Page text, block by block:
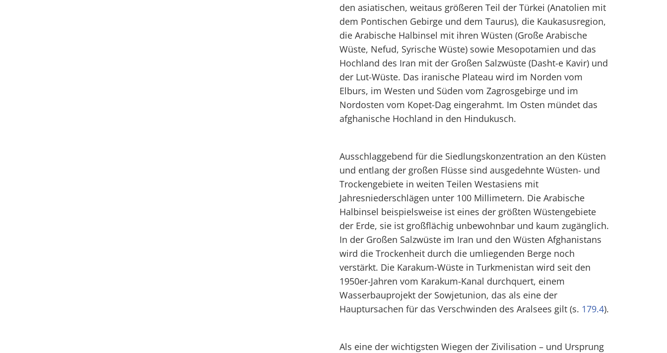
den asiatischen, weitaus größeren Teil der Türkei (Anatolien mit
dem Pontischen Gebirge und dem Taurus), die Kaukasusregion,
die Arabische Halbinsel mit ihren Wüsten (Große Arabische
Wüste, Nefud, Syrische Wüste) sowie Mesopotamien und das
Hochland des Iran mit der Großen Salzwüste (Dasht-e Kavir) und
der Lut-Wüste. Das iranische Plateau wird im Norden vom
Elburs, im Westen und Süden vom Zagrosgebirge und im
Nordosten vom Kopet-Dag eingerahmt. Im Osten mündet das
afghanische Hochland in den Hindukusch.
Ausschlaggebend für die Siedlungskonzentration an den Küsten
und entlang der großen Flüsse sind ausgedehnte Wüsten- und
Trockengebiete in weiten Teilen Westasiens mit
Jahresniederschlägen unter 100 Millimetern. Die Arabische
Halbinsel beispielsweise ist eines der größten Wüstengebiete
der Erde, sie ist großflächig unbewohnbar und kaum zugänglich.
In der Großen Salzwüste im Iran und den Wüsten Afghanistans
wird die Trockenheit durch die umliegenden Berge noch
verstärkt. Die Karakum-Wüste in Turkmenistan wird seit den
1950er-Jahren vom Karakum-Kanal durchquert, einem
Wasserbauprojekt der Sowjetunion, das als eine der
Hauptursachen für das Verschwinden des Aralsees gilt (s. 179.4).
Als eine der wichtigsten Wiegen der Zivilisation – und Ursprung